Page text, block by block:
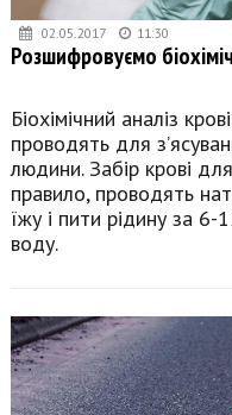
02.05.2017 11:30
Розшифровуємо
Біохімічний аналіз
проводять для
людини. Забір крові
правило, проводять
їжу і пити рідину за
воду.